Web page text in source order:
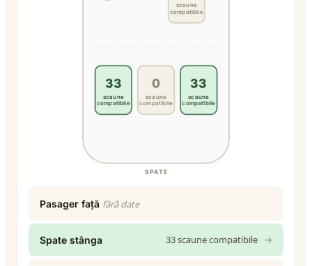
SPATE
scaune
compatibile
33
scaune
compatibile
0
scaune
compatibile
33
scaune
compatibile
Pasager față fără date
Spate stânga 33 scaune compatibile →